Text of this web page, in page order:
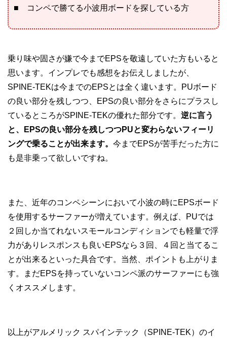
■ コンペで勝てる小波用ボードを探している方
乗り味や固さが嫌で今までEPSを敬遠していた方もいると
思います。インプレでも感想をお伝えしましたが、
SPINE-TEKは今までのEPSとは全く違います。PUボード
の良い部分を残しつつ、EPSの良い部分をさらにプラスし
ているところがSPINE-TEKの優れた部分です。 逆に言う
と、EPSの良い部分を残しつつPUと変わらないフィーリ
ングで乗ることが出来ます。 今までEPSが苦手だった方に
も是非乗って欲しいですね。
また、近年のコンペシーンにおいて小波の時にEPSボード
を使用するサーファーが増えています。例えば、PUでは
２回しか当てれないスモールコンディションでも軽量で浮
力がありレスポンスも良いEPSなら３回、４回と当てるこ
とが出来るといった具合です。当然、ポイントも上がりま
す。まだEPSを持っていないコンペ派のサーファーにも強
くオススメします。
以上がアルメリック スパインテック（SPINE-TEK）のイ